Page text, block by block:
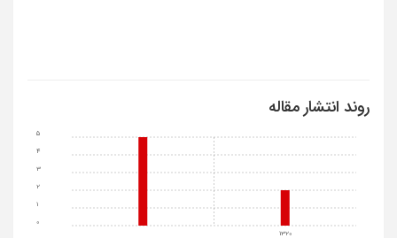
روند انتشار مقاله
1320
0
1
2
3
4
5